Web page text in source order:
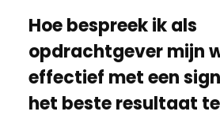
Hoe bespreek ik als
opdrachtgever mijn
effectief met een
het beste resultaat